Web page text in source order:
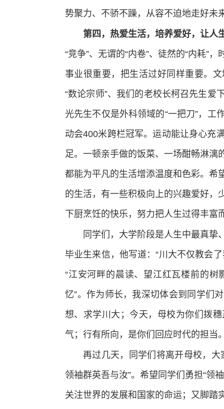
势聚力、不骄不躁，从容不迫地走好未
第四，热爱生活，培养爱好，让人
“竞争”、无谓的“内卷”、徒然的“内耗”
事业很重要，把生活过好同样重要。
“数论宗师”、我们的老校长柯召先生爱
光先生不仅是外科领域的“一把刀”，
动会400米跨栏冠军。运动能让身心充
足。一顿亲手做的饭菜、一场酣畅淋漓
都能为平凡的生活增添温度和色彩。希
的生活，有一些积极向上的兴趣爱好，
下厨烹饪的快乐，努力把人生过得丰富
同学们，大学阶段是人生中最真挚
毕业生来信，他写道：“川大不仅教会
“江安河畔的晨读、望江红瓦楼前的
忆”。作为师长，我深切体会到同学们
想、求学川大；今天，母校为你们拨
气；行有所向，是你们回应时代的担当
再过几天，同学们将离开母校，
领袖群英吾与汝”。希望同学们勇担“领
关注世界的发展和国家的命运；又脚踏